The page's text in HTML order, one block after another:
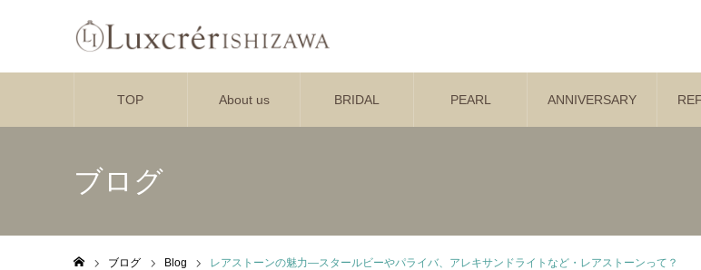
TOP About us BRIDAL PEARL ANNIVERSARY
ブログ
ブログ Blog レアストーンの魅力―スタールビーやパライバ、アレキサンドライトなど・レアストーンって？